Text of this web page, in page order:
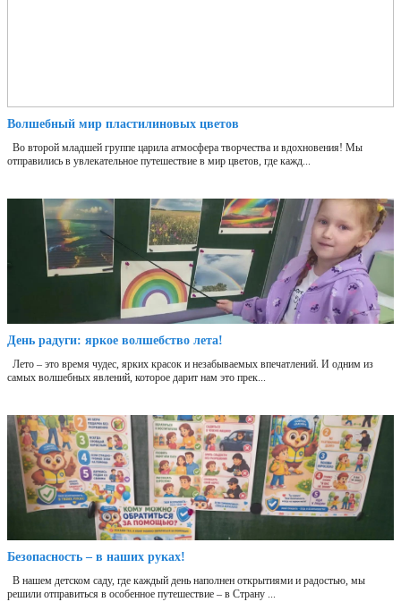
Волшебный мир пластилиновых цветов
Во второй младшей группе царила атмосфера творчества и вдохновения! Мы
отправились в увлекательное путешествие в мир цветов, где кажд...
День радуги: яркое волшебство лета!
Лето – это время чудес, ярких красок и незабываемых впечатлений. И одним из
самых волшебных явлений, которое дарит нам это прек...
Безопасность – в наших руках!
В нашем детском саду, где каждый день наполнен открытиями и радостью, мы
решили отправиться в особенное путешествие – в Страну ...